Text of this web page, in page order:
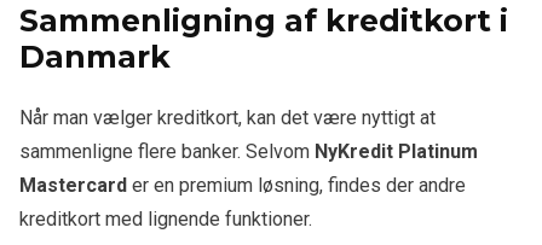
Sammenligning af kreditkort i
Danmark
Når man vælger kreditkort, kan det være nyttigt at
sammenligne flere banker. Selvom NyKredit Platinum
Mastercard er en premium løsning, findes der andre
kreditkort med lignende funktioner.